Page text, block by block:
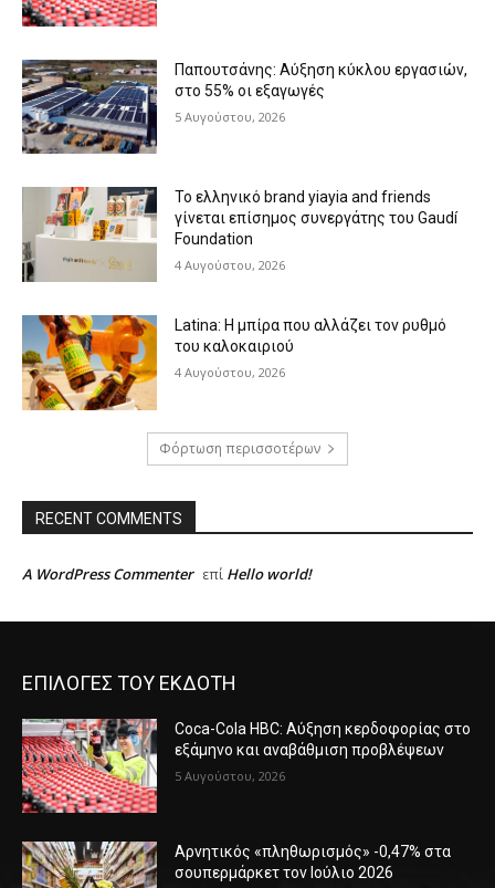
Παπουτσάνης: Αύξηση κύκλου εργασιών,
στο 55% οι εξαγωγές
5 Αυγούστου, 2026
Το ελληνικό brand yiayia and friends
γίνεται επίσημος συνεργάτης του Gaudí
Foundation
4 Αυγούστου, 2026
Latina: Η μπίρα που αλλάζει τον ρυθμό
του καλοκαιριού
4 Αυγούστου, 2026
Φόρτωση περισσοτέρων
RECENT COMMENTS
A WordPress Commenter επί Hello world!
ΕΠΙΛΟΓΕΣ ΤΟΥ ΕΚΔΟΤΗ
Coca-Cola HBC: Αύξηση κερδοφορίας στο
εξάμηνο και αναβάθμιση προβλέψεων
5 Αυγούστου, 2026
Αρνητικός «πληθωρισμός» -0,47% στα
σουπερμάρκετ τον Ιούλιο 2026